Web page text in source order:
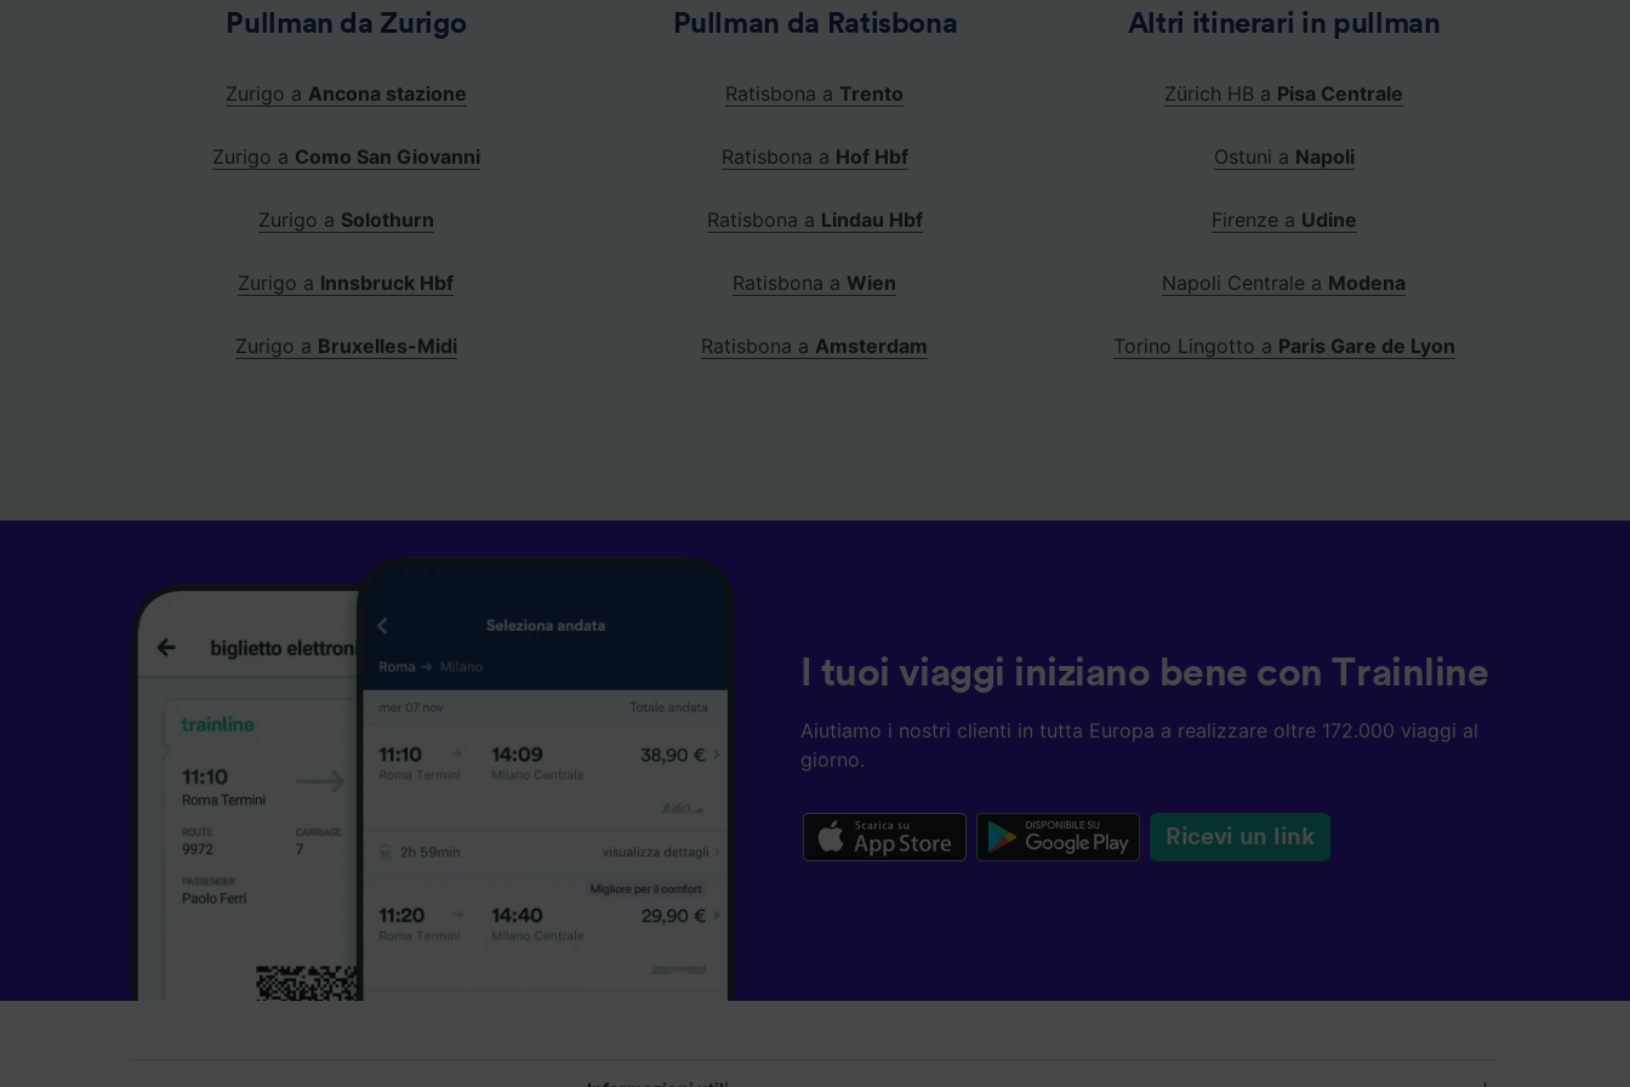
Pullman da Zurigo
Zurigo a Ancona stazione
Zurigo a Como San Giovanni
Zurigo a Solothurn
Zurigo a Innsbruck Hbf
Zurigo a Bruxelles-Midi
Pullman da Ratisbona
Ratisbona a Trento
Ratisbona a Hof Hbf
Ratisbona a Lindau Hbf
Ratisbona a Wien
Ratisbona aAmsterdam
Altri itinerari in pullman
Zürich HB a Pisa Centrale
Ostuni a Napoli
Firenze a Udine
Napoli Centrale a Modena
Torino Lingotto a Paris Gare de Lyon
I tuoi viaggi iniziano bene con Trainline
Aiutiamo i nostri clienti in tutta Europa a realizzare oltre 172.000 viaggi al
giorno.
Ricevi un link